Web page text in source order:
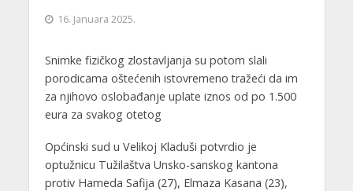
16. Januara 2025.
Snimke fizičkog zlostavljanja su potom slali
porodicama oštećenih istovremeno tražeći da im
za njihovo oslobađanje uplate iznos od po 1.500
eura za svakog otetog
Općinski sud u Velikoj Kladuši potvrdio je
optužnicu Tužilaštva Unsko-sanskog kantona
protiv Hameda Safija (27), Elmaza Kasana (23),